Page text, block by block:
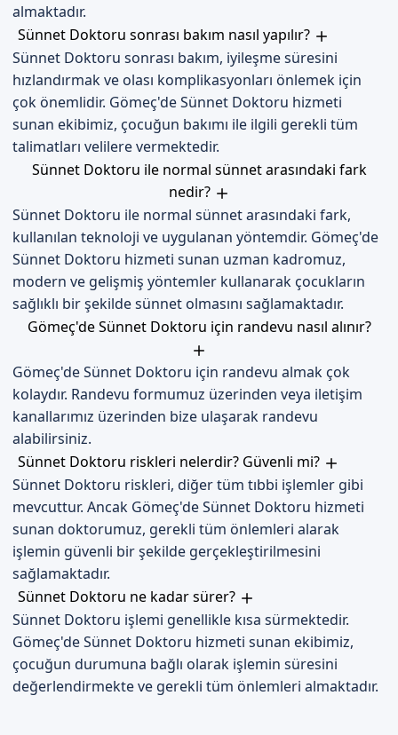
almaktadır.
Sünnet Doktoru sonrası bakım nasıl yapılır?
Sünnet Doktoru sonrası bakım, iyileşme süresini
hızlandırmak ve olası komplikasyonları önlemek için
çok önemlidir. Gömeç'de Sünnet Doktoru hizmeti
sunan ekibimiz, çocuğun bakımı ile ilgili gerekli tüm
talimatları velilere vermektedir.
Sünnet Doktoru ile normal sünnet arasındaki fark
nedir?
Sünnet Doktoru ile normal sünnet arasındaki fark,
kullanılan teknoloji ve uygulanan yöntemdir. Gömeç'de
Sünnet Doktoru hizmeti sunan uzman kadromuz,
modern ve gelişmiş yöntemler kullanarak çocukların
sağlıklı bir şekilde sünnet olmasını sağlamaktadır.
Gömeç'de Sünnet Doktoru için randevu nasıl alınır?
Gömeç'de Sünnet Doktoru için randevu almak çok
kolaydır. Randevu formumuz üzerinden veya iletişim
kanallarımız üzerinden bize ulaşarak randevu
alabilirsiniz.
Sünnet Doktoru riskleri nelerdir? Güvenli mi?
Sünnet Doktoru riskleri, diğer tüm tıbbi işlemler gibi
mevcuttur. Ancak Gömeç'de Sünnet Doktoru hizmeti
sunan doktorumuz, gerekli tüm önlemleri alarak
işlemin güvenli bir şekilde gerçekleştirilmesini
sağlamaktadır.
Sünnet Doktoru ne kadar sürer?
Sünnet Doktoru işlemi genellikle kısa sürmektedir.
Gömeç'de Sünnet Doktoru hizmeti sunan ekibimiz,
çocuğun durumuna bağlı olarak işlemin süresini
değerlendirmekte ve gerekli tüm önlemleri almaktadır.